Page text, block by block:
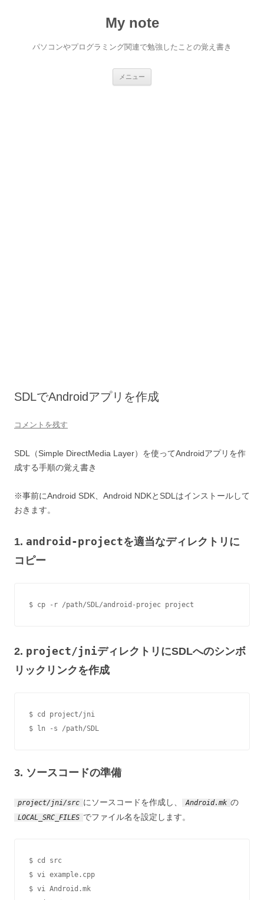
My note
パソコンやプログラミング関連で勉強したことの覚え書き
メニュー
SDLでAndroidアプリを作成
コメントを残す
SDL（Simple DirectMedia Layer）を使ってAndroidアプリを作
成する手順の覚え書き
※事前にAndroid SDK、Android NDKとSDLはインストールして
おきます。
1. android-projectを適当なディレクトリに
コピー
$ cp -r /path/SDL/android-projec project
2. project/jniディレクトリにSDLへのシンボ
リックリンクを作成
$ cd project/jni
$ ln -s /path/SDL
3. ソースコードの準備
project/jni/src にソースコードを作成し、 Android.mk の
LOCAL_SRC_FILES でファイル名を設定します。
$ cd src
$ vi example.cpp
$ vi Android.mk